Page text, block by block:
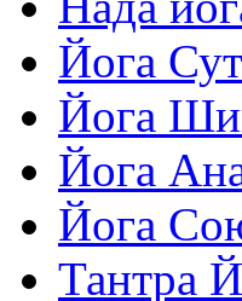
Йога
Йога
Йога
Йога
Тантра